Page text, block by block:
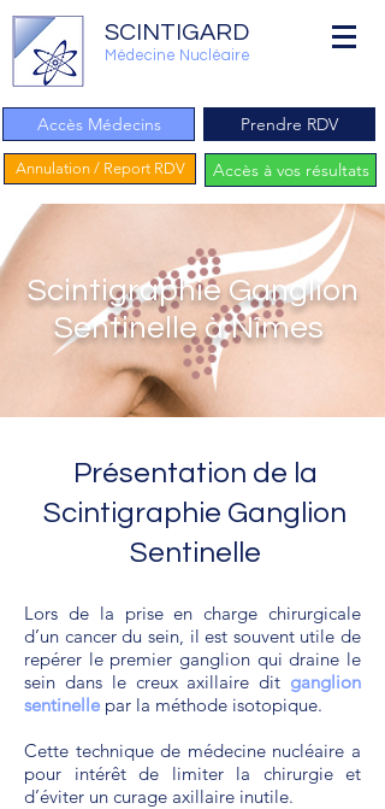
SCINTIGARD
Médecine Nucléaire
Accès Médecins Prendre RDV
Annulation / Report RDV Accès à vos résultats
Scintigraphie Ganglion
Sentinelle à Nîmes
Présentation de la
Scintigraphie Ganglion
Sentinelle
Lors de la prise en charge chirurgicale
d’un cancer du sein, il est souvent utile de
repérer le premier ganglion qui draine le
sein dans le creux axillaire dit ganglion
sentinelle par la méthode isotopique.
Cette technique de médecine nucléaire a
pour intérêt de limiter la chirurgie et
d’éviter un curage axillaire inutile.